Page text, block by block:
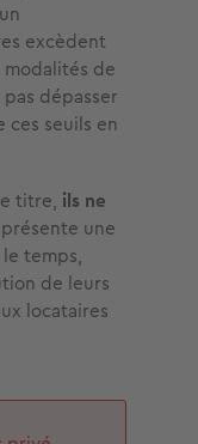
excèdent
de
dépasser
ces seuils en
titre, ils ne
une
temps,
de leurs
locataires